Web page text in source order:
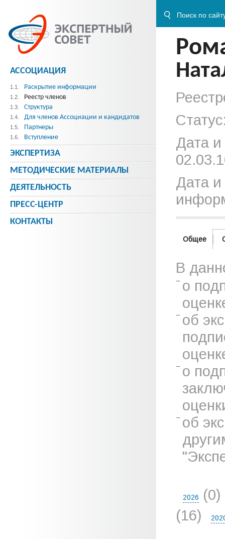
Дата
Дата и
Общее
В
о
об
о
об
2026
(0)
(16)
АССОЦИАЦИЯ
1.1. Раскрытие информации
1.2. Реестр членов
1.3. Структура
1.4. Для членов Ассоциации и кандидатов
1.5. Партнеры
1.6. Вступление
ЭКСПЕРТИЗА
МЕТОДИЧЕСКИE МАТЕРИАЛЫ
ДЕЯТЕЛЬНОСТЬ
ПРЕСС-ЦЕНТР
КОНТАКТЫ